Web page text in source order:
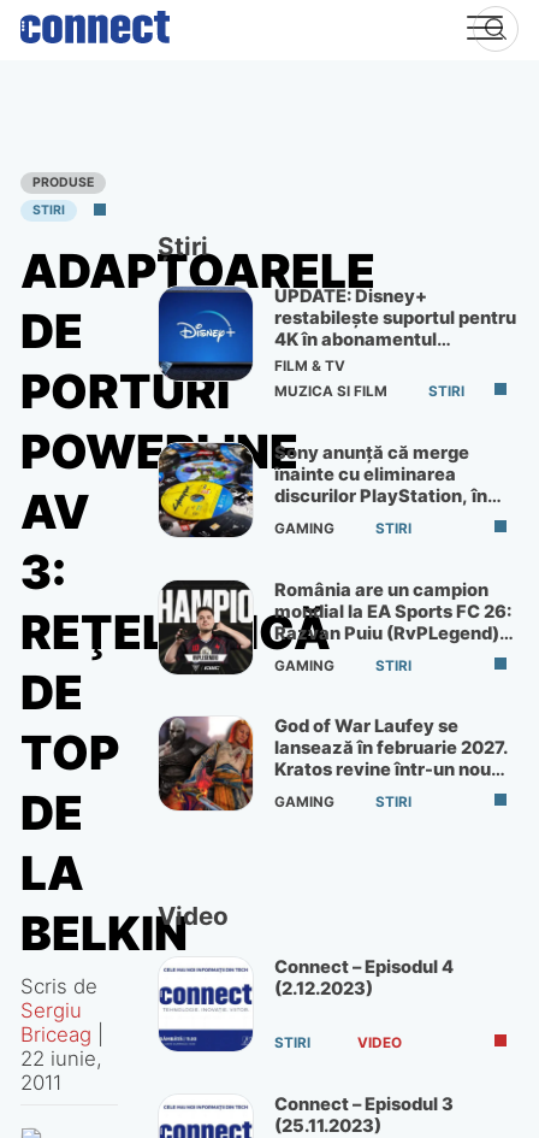
Skip
PRODUSE
STIRI
ADAPTOARELE
DE
PORTURI
POWERLINE
AV
3:
REŢELISTICĂ
DE
TOP
DE
LA
BELKIN
Scris de
Sergiu
Briceag
22 iunie,
2011
Știri
UPDATE: Disney+
restabilește suportul pentru
4K în abonamentul
Premium
FILM & TV
MUZICA SI FILM
STIRI
Sony anunță că merge
înainte cu eliminarea
discurilor PlayStation, în
ciuda protestelor
GAMING STIRI
România are un campion
mondial la EA Sports FC 26:
Razvan Puiu (RvPLegend)
câștigă turneul de la Paris
GAMING STIRI
God of War Laufey se
lansează în februarie 2027.
Kratos revine într-un nou
God of War
GAMING STIRI
Video
Connect – Episodul 4
(2.12.2023)
STIRI VIDEO
Connect – Episodul 3
(25.11.2023)